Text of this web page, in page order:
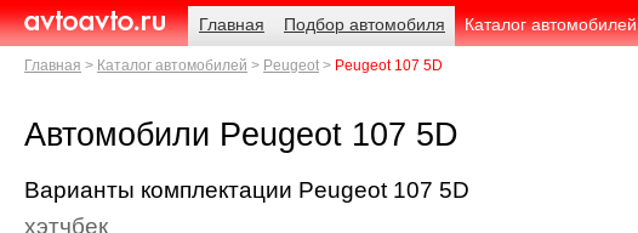
AvtoAvto.ru
Навигация
Главная
Подбор автомобиля Каталог автомобилей
Родительские
страницы
Главная Каталог автомобилей Peugeot Peugeot 107 5D
Автомобили Peugeot 107 5D
Варианты комплектации Peugeot 107 5D
хэтчбек